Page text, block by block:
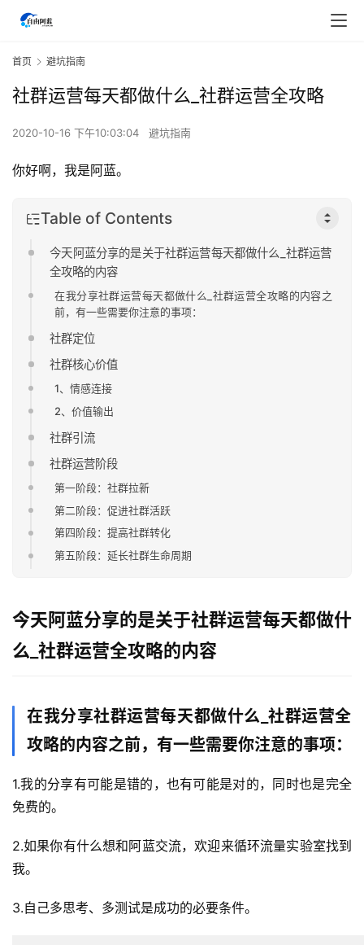
首页 避坑指南
社群运营每天都做什么_社群运营全攻略
2020-10-16 下午10:03:04 避坑指南
你好啊，我是阿蓝。
Table of Contents
今天阿蓝分享的是关于社群运营每天都做什么_社群运营
全攻略的内容
在我分享社群运营每天都做什么_社群运营全攻略的内容之
前，有一些需要你注意的事项：
社群定位
社群核心价值
1、情感连接
2、价值输出
社群引流
社群运营阶段
第一阶段：社群拉新
第二阶段：促进社群活跃
第四阶段：提高社群转化
第五阶段：延长社群生命周期
今天阿蓝分享的是关于社群运营每天都做什
么_社群运营全攻略的内容
在我分享社群运营每天都做什么_社群运营全
攻略的内容之前，有一些需要你注意的事项：
1.我的分享有可能是错的，也有可能是对的，同时也是完全
免费的。
2.如果你有什么想和阿蓝交流，欢迎来循环流量实验室找到
我。
3.自己多思考、多测试是成功的必要条件。